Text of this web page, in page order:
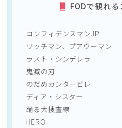
FODで観れる
コンフィデンスマンJP
リッチマン、プアウーマン
ラスト・シンデレラ
鬼滅の刃
のだめカンタービレ
ディア・シスター
踊る大捜査線
HERO